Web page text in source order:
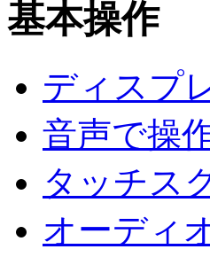
基本操作
ディスプ
音声で操
タッチス
オーディ